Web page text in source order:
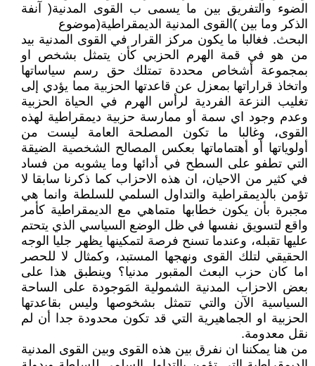
الضوء والتفريق بين ما يسمى ب القوى المدنية( آنفة
الذكر وما بين )القوى المدنية الديمقراطية(موضوع
البحث. فغالبا ما يكون مركز القرار في القوى المدنية بيد
من هو في قمة الهرم الحزبي كأن يتمثل بشخص او
بمجموعة أشخاص محددة تمتلك حق رسم سياساتها
واتخاذ قراراتها بمعزل عن قاعدتها الحزبية مما يؤدي إلى
تغليب النزعة الفردية لرأس الهرم في الحياة الحزبية
وعدم وجود اي سمة أو ممارسة حزبية ديمقراطية لهذه
القوى، وغالبا ما تكون المصلحة العامة ليست من
أولوياتها أو أهتماماتها بعكس المصالح الشخصية الضيقة
التي تطفو على السطح في أدائها وما يشوبه من فساد
في كثير من الاحيان، ان هذه الاحزاب كما ذكرنا سابقا لا
تؤمن بالديمقراطية والتداول السلمي للسلطة وانما هي
مجبرة بأن يكون خطابها متماهي مع الديمقراطية كأمر
واقع لتسويق نفسها في ظل الوضع السياسي الذي يتحتم
عليها تقبله، وعندما تسنح فرصة لتمكينها يظهر جليا الوجه
الحقيقي لتلك القوى ونهجها المستبد، وكمثال لا للحصر
اما كان حزب البعث المقبور مدنيا؟ وينطبق هذا على
بعض الاحزاب المدنية الشمولية المَوجودة على الساحة
السياسية الآن والتي تتمثل بشخوصها وليس بقاعدتها
الحزبية او الجماهيرية التي قد تكون محدودة جدا أن لم
نقل معدومة.
من هنا يمكننا ان نفرق بين هذه القوى وبين القوى المدنية